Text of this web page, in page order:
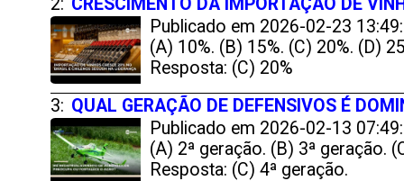
Publicado em 2026-02-23
(A) 10%. (B) 15%. (C) 20%. (D)
Resposta: (C) 20%
3: QUAL GERAÇÃO DE DEFENSIVOS É
Publicado em 2026-02-13
(A) 2ª geração. (B) 3ª geração.
Resposta: (C) 4ª geração.